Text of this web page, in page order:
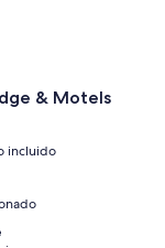
& Motels
incluido